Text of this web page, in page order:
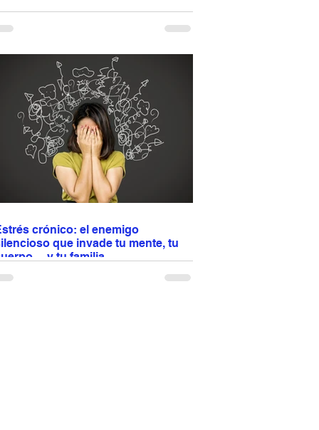
cremosos al estilo toscano 🦐🤍
dorados en una mezcla de aceite de
de crema, ajo, tomates deshidratados,
parmesano y hierbas italianas. La espinaca
aporta frescura y el vino blanco realza todos los
sabores. Una receta fácil pero elegante,
perfecta para lucirte sin complicarte, ideal para
acompañar con pasta, arroz o vegetales y
disfrutar en cualquier ocasión especial 🍽️✨
crónico: el enemigo
que invade tu mente, tu
y tu familia
estrés no se queda en tu cabeza: afecta tu